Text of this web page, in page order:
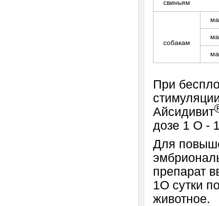
свиньям
собакам
При
Айсидивит
дозе 1 О -
Для
препарат
1О сутки
животное.